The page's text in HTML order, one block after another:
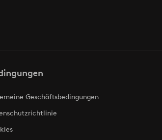
Geschäftsbedingungen